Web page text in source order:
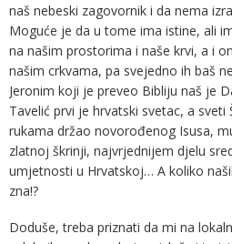
naš nebeski zagovornik i da nema
Moguće je da u tome ima istine, ali
na našim prostorima i naše krvi, a i
našim crkvama, pa svejedno ih baš
Jeronim koji je preveo Bibliju naš je
Tavelić prvi je hrvatski svetac, a
rukama držao novorođenog Isusa,
zlatnoj škrinji, najvrjednijem djelu
umjetnosti u Hrvatskoj… A koliko
zna!?
Doduše, treba priznati da mi na